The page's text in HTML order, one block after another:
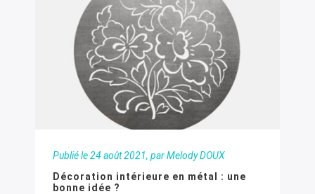
Publié le24 août 2021, par Melody DOUX
Décoration intérieure en métal : une
bonne idée ?